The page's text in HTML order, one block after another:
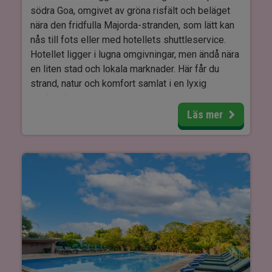
hotellets egna odlingar.
Wi-Fi, värdeskåp, tv, te- och kaffekokare och
minibar. Alla rum har även ett eget badrum med
dusch och en härlig balkong där du kan njuta av
utsikten över de gröna omgivningarna.
södra Goa, omgivet av gröna risfält och beläget
nära den fridfulla Majorda-stranden, som lätt kan
nås till fots eller med hotellets shuttleservice.
Hotellet ligger i lugna omgivningar, men ändå nära
en liten stad och lokala marknader. Här får du
strand, natur och komfort samlat i en lyxig
Hotellet har en stor infinitypool omgiven av
barn finns en dedikerad barnpool, barnklubb och
dagliga aktiviteter. Dessutom erbjuds spa- och
wellnessbehandlingar, yoga och möjlighet till
cykeluthyrning.
Alila Diwa har flera restauranger som serverar
både internationella klassiker och autentiska
goanska rätter. Vivo erbjuder frukost och à la
Läs mer